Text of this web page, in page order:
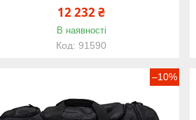
12 232 ₴
В наявності
91590
–10%